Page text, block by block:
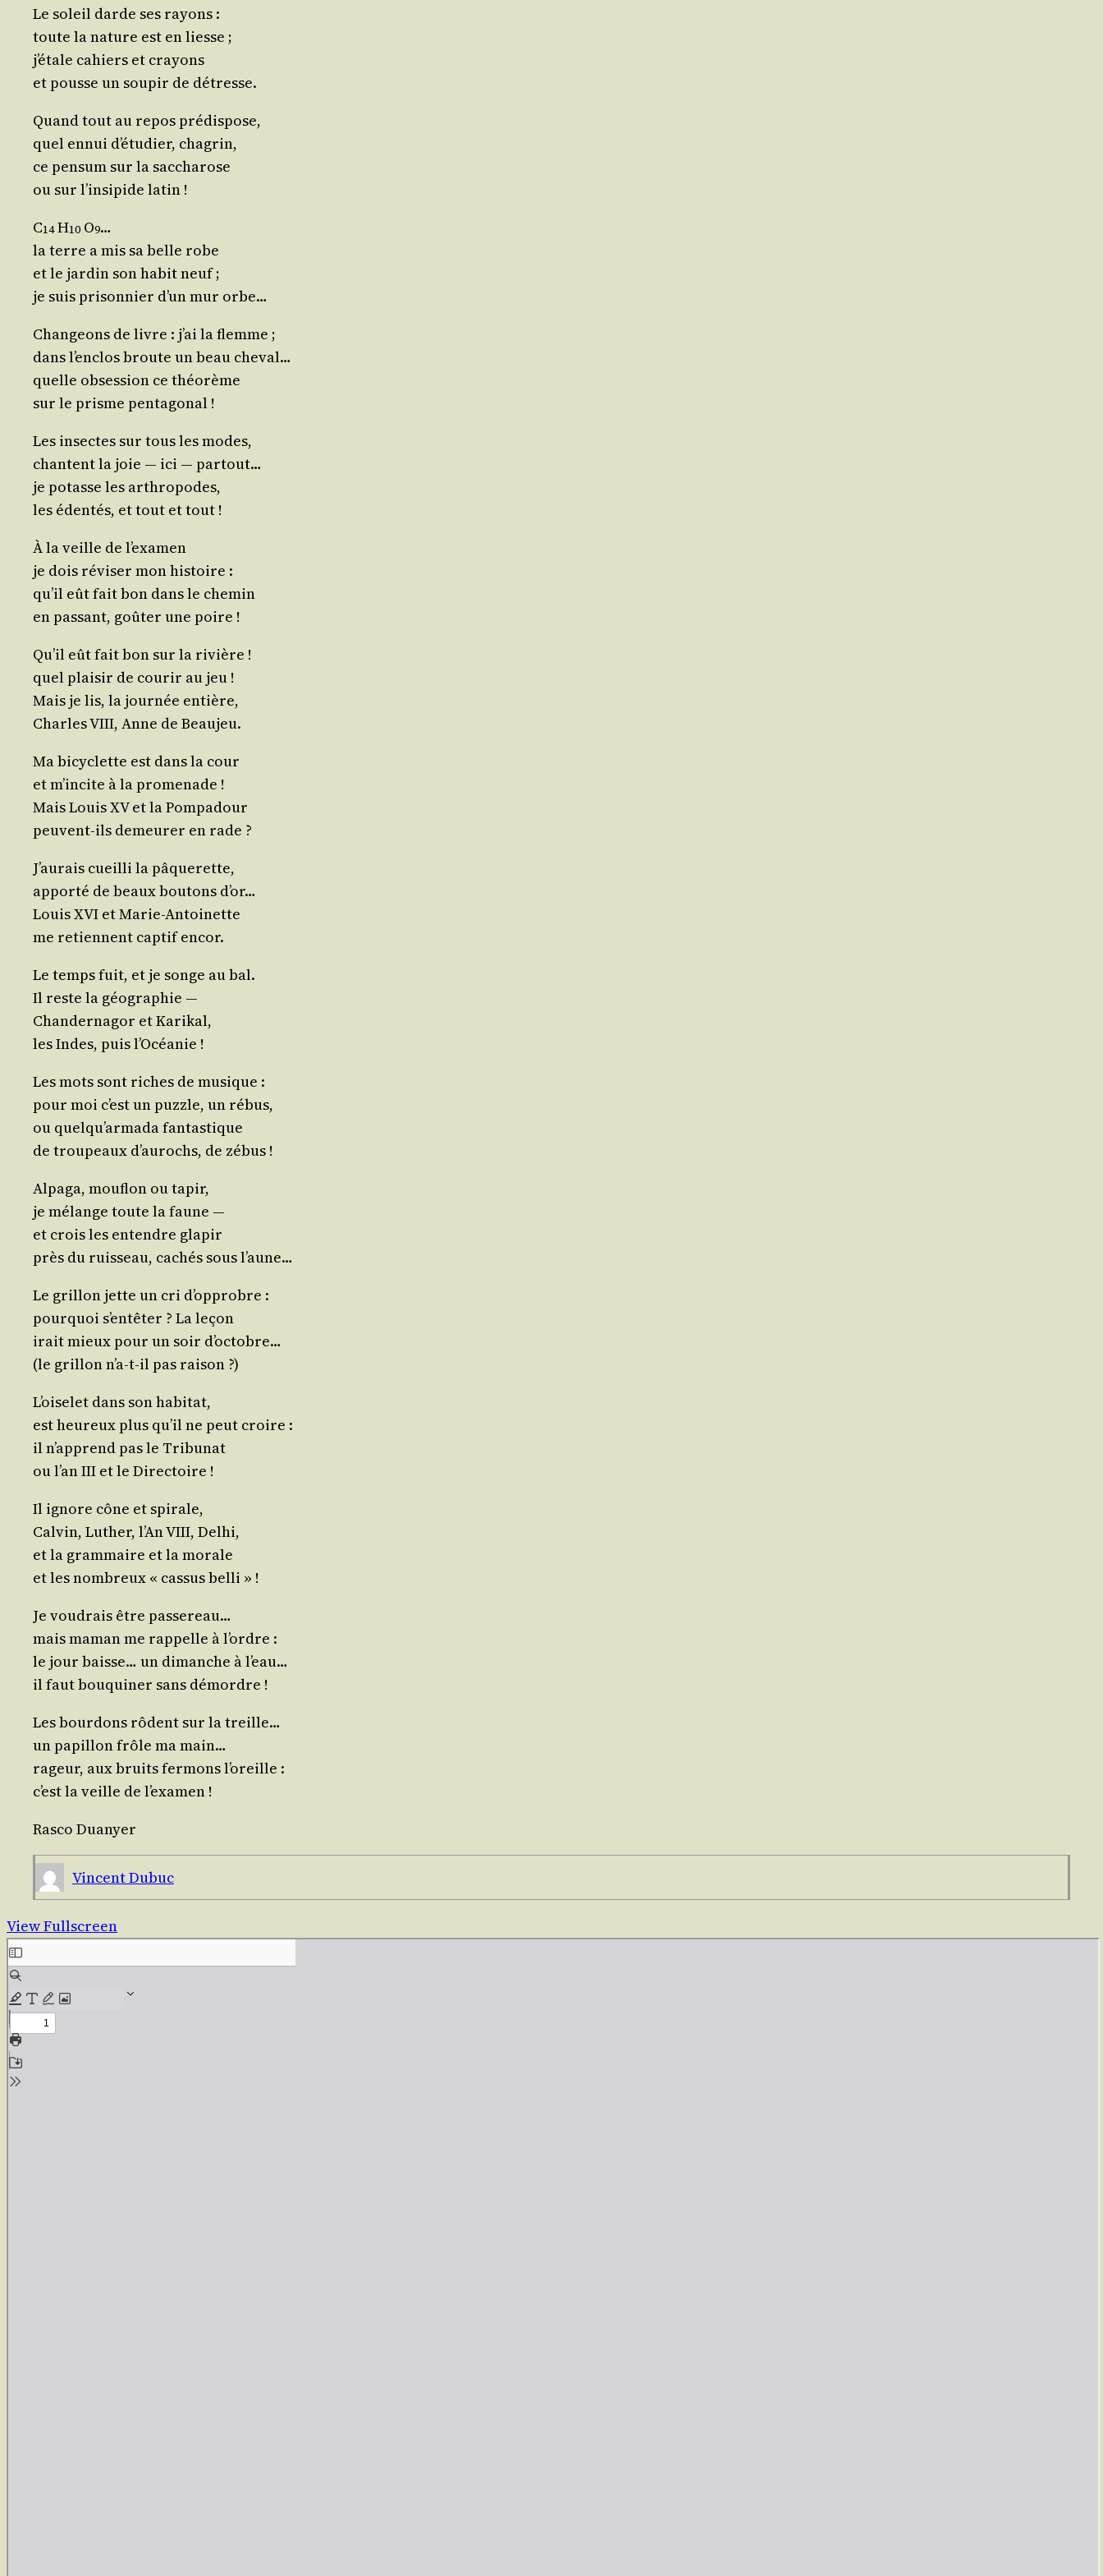
Le soleil darde ses rayons :
toute la nature est en liesse ;
j’é­tale cahiers et crayons
et pousse un sou­pir de détresse.
Quand tout au repos prédispose,
quel ennui d’é­tu­dier, chagrin,
ce pen­sum sur la saccharose
ou sur l’in­si­pide latin !
C14H10 O9…
la terre a mis sa belle robe
et le jar­din son habit neuf ;
je suis pri­son­nier d’un mur orbe…
Chan­geons de livre : j’ai la flemme ;
dans l’en­clos broute un beau cheval…
quelle obses­sion ce théorème
sur le prisme pentagonal !
Les insectes sur tous les modes,
chantent la joie ― ici ― partout…
je potasse les arthropodes,
les éden­tés, et tout et tout !
À la veille de l’examen
je dois révi­ser mon histoire :
qu’il eût fait bon dans le chemin
en pas­sant, goû­ter une poire !
Qu’il eût fait bon sur la rivière !
quel plai­sir de cou­rir au jeu !
Mais je lis, la jour­née entière,
Charles VIII, Anne de Beaujeu.
Ma bicy­clette est dans la cour
et m’in­cite à la promenade !
Mais Louis XV et la Pompadour
peuvent-ils demeu­rer en rade ?
J’au­rais cueilli la pâquerette,
appor­té de beaux bou­tons d’or…
Louis XVI et Marie-Antoinette
me retiennent cap­tif encor.
Le temps fuit, et je songe au bal.
Il reste la géographie ―
Chan­der­na­gor et Karikal,
les Indes, puis l’Océanie !
Les mots sont riches de musique :
pour moi c’est un puzzle, un rébus,
ou quel­qu’ar­ma­da fantastique
de trou­peaux d’au­rochs, de zébus !
Alpa­ga, mou­flon ou tapir,
je mélange toute la faune ―
et crois les entendre glapir
près du ruis­seau, cachés sous l’aune…
Le grillon jette un cri d’opprobre :
pour­quoi s’en­tê­ter ? La leçon
irait mieux pour un soir d’octobre…
(le grillon n’a-t-il pas raison ?)
L’oi­se­let dans son habitat,
est heu­reux plus qu’il ne peut croire :
il n’ap­prend pas le Tribunat
ou l’an III et le Directoire !
Il ignore cône et spirale,
Cal­vin, Luther, l’An VIII, Delhi,
et la gram­maire et la morale
et les nom­breux « cas­sus belli » !
Je vou­drais être passereau…
mais maman me rap­pelle à l’ordre :
le jour baisse… un dimanche à l’eau…
il faut bou­qui­ner sans démordre !
Les bour­dons rôdent sur la treille…
un papillon frôle ma main…
rageur, aux bruits fer­mons l’oreille :
c’est la veille de l’examen !
Ras­co Duanyer
Vincent Dubuc
View Fullscreen